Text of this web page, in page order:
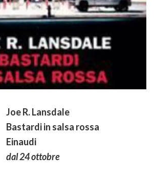
Joe R. Lansdale
Bastardi in salsa rossa
Einaudi
dal 24 ottobre